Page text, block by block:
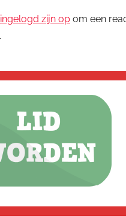
ingelogd zijn op om een